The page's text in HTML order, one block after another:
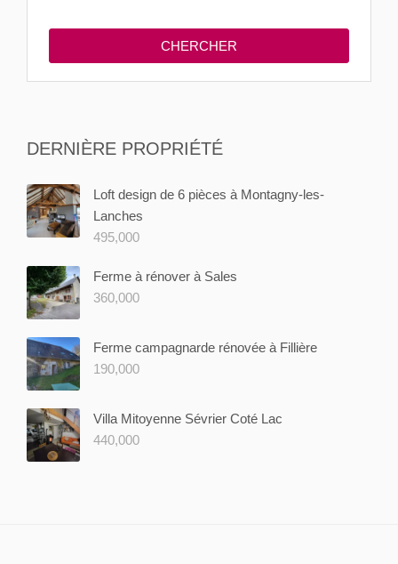
DERNIÈRE PROPRIÉTÉ
Loft design de 6 pièces à Montagny-les-
Lanches
495,000
Ferme à rénover à Sales
360,000
Ferme campagnarde rénovée à Fillière
190,000
Villa Mitoyenne Sévrier Coté Lac
440,000